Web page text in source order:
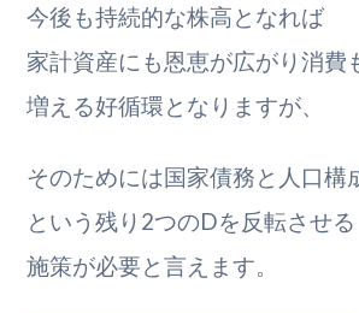
今後も持続的な株高となれば
家計資産にも恩恵が広がり消費
増える好循環となりますが、
そのためには国家債務と人口構
という残り2つのDを反転させる
施策が必要と言えます。